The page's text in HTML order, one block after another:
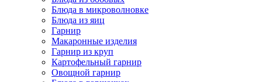
Блюда в микроволновке
Блюда из яиц
Гарнир
Макаронные изделия
Гарнир из круп
Картофельный гарнир
Овощной гарнир